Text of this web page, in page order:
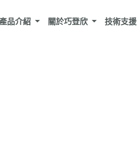
產品介紹 關於巧登欣 技術支援